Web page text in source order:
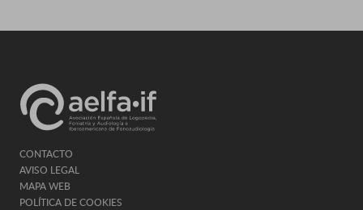
CONTACTO
AVISO LEGAL
MAPA WEB
POLÍTICA DE COOKIES